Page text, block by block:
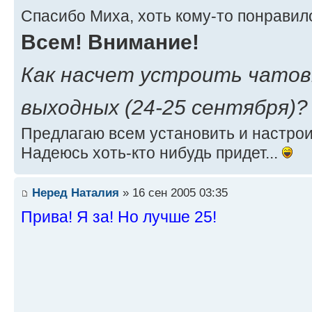
Спасибо Миха, хоть кому-то
Всем! Внимание!
Как насчет устроить
выходных (24-25 сентября)?
Предлагаю всем установить и
Надеюсь хоть-кто нибудь придет...
Неред Наталия » 16 сен 2005 03:35
Прива! Я за! Но лучше 25!